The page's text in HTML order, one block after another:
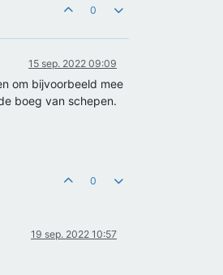
0
15 sep. 2022 09:09
om bijvoorbeeld mee
boeg van schepen.
0
19 sep. 2022 10:57